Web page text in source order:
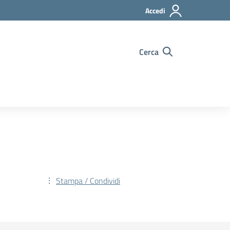
Accedi
Cerca
Stampa / Condividi